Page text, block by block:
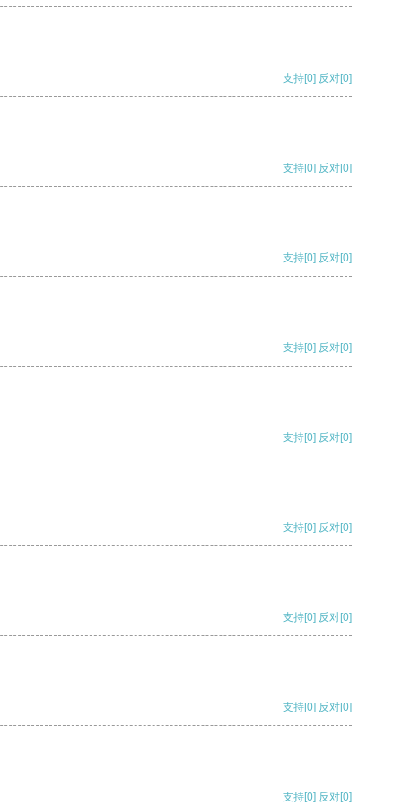
支持[0] 反对[0]
支持[0] 反对[0]
支持[0] 反对[0]
支持[0] 反对[0]
支持[0] 反对[0]
支持[0] 反对[0]
支持[0] 反对[0]
支持[0] 反对[0]
支持[0] 反对[0]